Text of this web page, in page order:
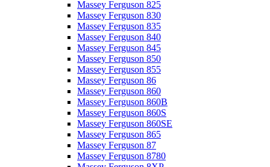
Massey Ferguson 825
Massey Ferguson 830
Massey Ferguson 835
Massey Ferguson 840
Massey Ferguson 845
Massey Ferguson 850
Massey Ferguson 855
Massey Ferguson 86
Massey Ferguson 860
Massey Ferguson 860B
Massey Ferguson 860S
Massey Ferguson 860SE
Massey Ferguson 865
Massey Ferguson 87
Massey Ferguson 8780